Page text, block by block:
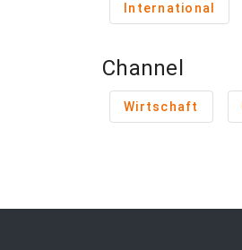
International
Channel
Wirtschaft